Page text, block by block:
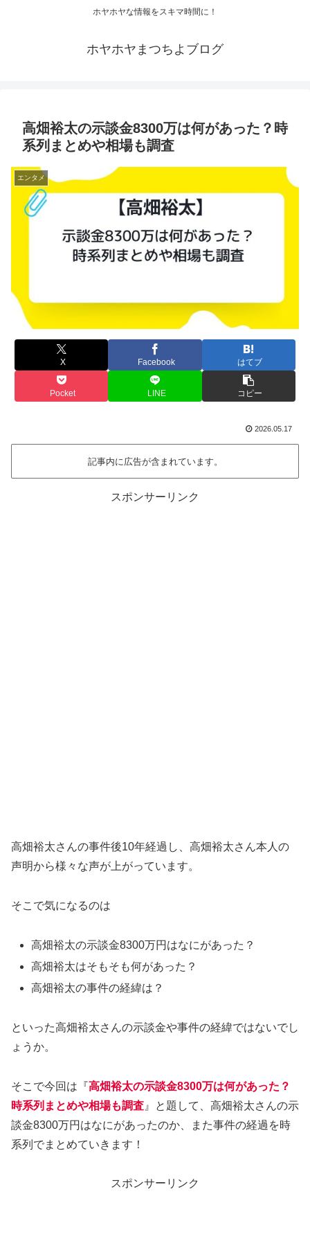
ホヤホヤな情報をスキマ時間に！
ホヤホヤまつちよブログ
高畑裕太の示談金8300万は何があった？時
系列まとめや相場も調査
エンタメ
X Facebook はてブ
Pocket LINE コピー
2026.05.17
記事内に広告が含まれています。
スポンサーリンク
高畑裕太さんの事件後10年経過し、高畑裕太さん本人の
声明から様々な声が上がっています。
そこで気になるのは
高畑裕太の示談金8300万円はなにがあった？
高畑裕太はそもそも何があった？
高畑裕太の事件の経緯は？
といった高畑裕太さんの示談金や事件の経緯ではないでし
ょうか。
そこで今回は『高畑裕太の示談金8300万は何があった？
時系列まとめや相場も調査 』と題して、高畑裕太さんの示
談金8300万円はなにがあったのか、また事件の経過を時
系列でまとめていきます！
スポンサーリンク